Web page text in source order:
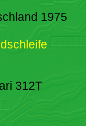
1975
312T